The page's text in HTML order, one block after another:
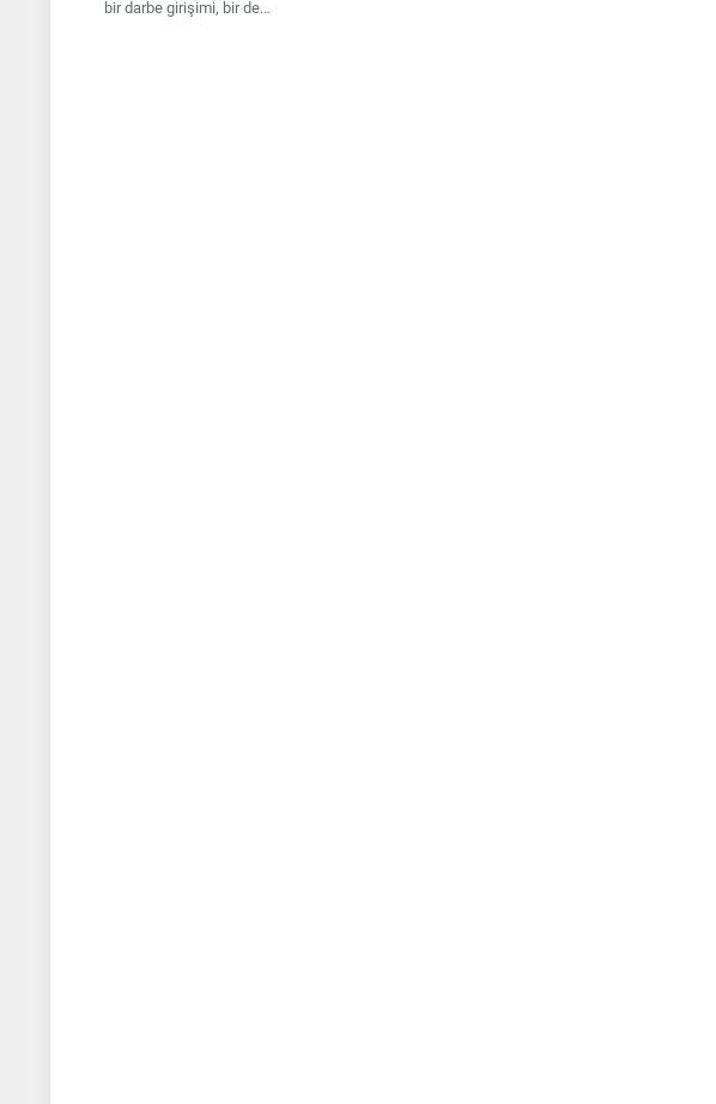
bir darbe girişimi, bir de…